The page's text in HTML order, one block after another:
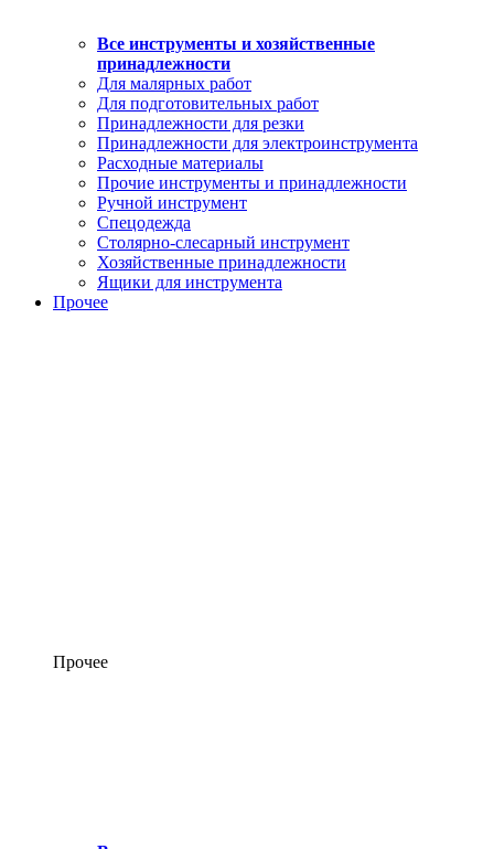
Все инструменты и хозяйственные
принадлежности
Для малярных работ
Для подготовительных работ
Принадлежности для резки
Принадлежности для электроинструмента
Расходные материалы
Прочие инструменты и принадлежности
Ручной инструмент
Спецодежда
Столярно-слесарный инструмент
Хозяйственные принадлежности
Ящики для инструмента
Прочее
Прочее